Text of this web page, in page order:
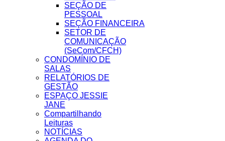
SEÇÃO DE
PESSOAL
SEÇÃO FINANCEIRA
SETOR DE
COMUNICAÇÃO
(SeCom/CFCH)
CONDOMÍNIO DE
SALAS
RELATÓRIOS DE
GESTÃO
ESPAÇO JESSIE
JANE
Compartilhando
Leituras
NOTÍCIAS